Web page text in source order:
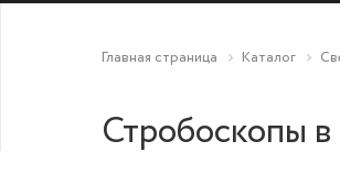
Главная страница Каталог
Стробоскопы